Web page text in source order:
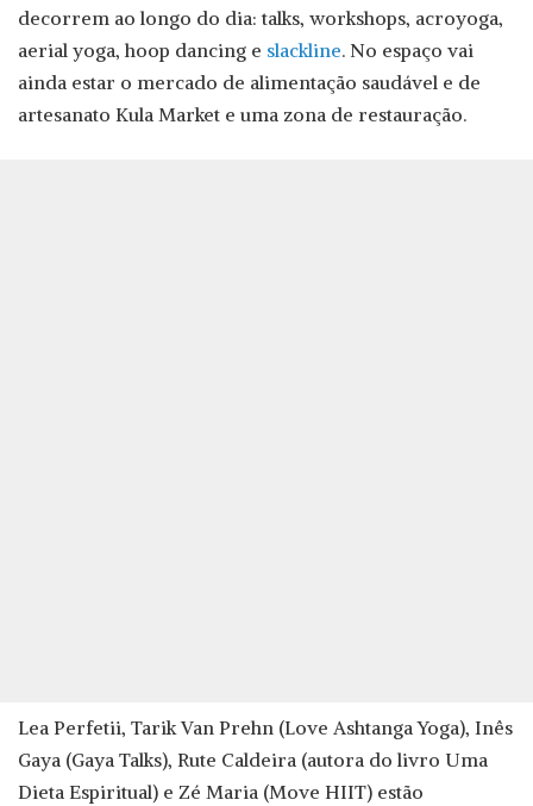
decorrem ao longo do dia: talks, workshops, acroyoga,
aerial yoga, hoop dancing e slackline. No espaço vai
ainda estar o mercado de alimentação saudável e de
artesanato Kula Market e uma zona de restauração.
Lea Perfetii, Tarik Van Prehn (Love Ashtanga Yoga), Inês
Gaya (Gaya Talks), Rute Caldeira (autora do livro Uma
Dieta Espiritual) e Zé Maria (Move HIIT) estão